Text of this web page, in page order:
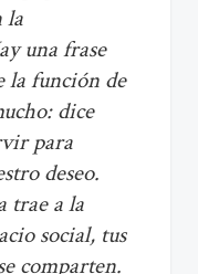
la
una frase
la función de
dice
para
deseo.
trae a la
social, tus
comparten.